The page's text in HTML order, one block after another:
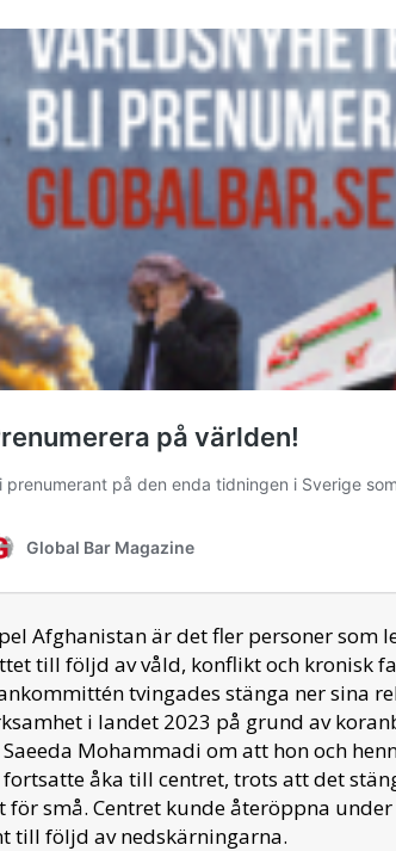
Afghanistan är det fler personer som
till följd av våld, konflikt och kronisk
tvingades stänga ner sina
i landet 2023 på grund av
Mohammadi om att hon och
åka till centret, trots att det
för små. Centret kunde återöppna
till följd av nedskärningarna.